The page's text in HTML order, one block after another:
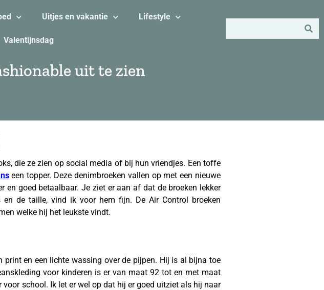
Uitjes en vakantie Lifestyle
Valentijnsdag
uit te zien
die ze zien op social media of bij hun vriendjes. Een toffe
een topper. Deze denimbroeken vallen op met een nieuwe
goed betaalbaar. Je ziet er aan af dat de broeken lekker
de taille, vind ik voor hem fijn. De Air Control broeken
welke hij het leukste vindt.
print en een lichte wassing over de pijpen. Hij is al bijna toe
voor kinderen is er van maat 92 tot en met maat
school. Ik let er wel op dat hij er goed uitziet als hij naar